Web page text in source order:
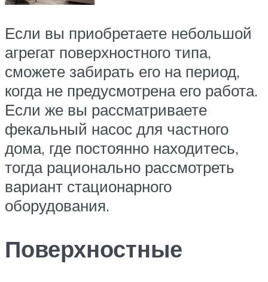
Если вы приобретаете небольшой
агрегат поверхностного типа,
сможете забирать его на период,
когда не предусмотрена его работа.
Если же вы рассматриваете
фекальный насос для частного
дома, где постоянно находитесь,
тогда рационально рассмотреть
вариант стационарного
оборудования.
Поверхностные